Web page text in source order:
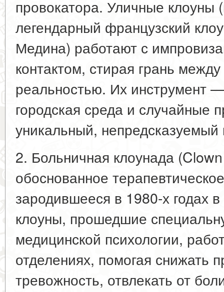
провокатора. Уличные клоуны
легендарный французский
Медина) работают с
контактом, стирая грань
реальностью. Их инструмент
городская среда и случайные
уникальный,
2. Больничная клоунада
обоснованное
зародившееся в 1980-х годах
клоуны, прошедшие
медицинской психологии,
отделениях, помогая снижать
тревожность, отвлекать от